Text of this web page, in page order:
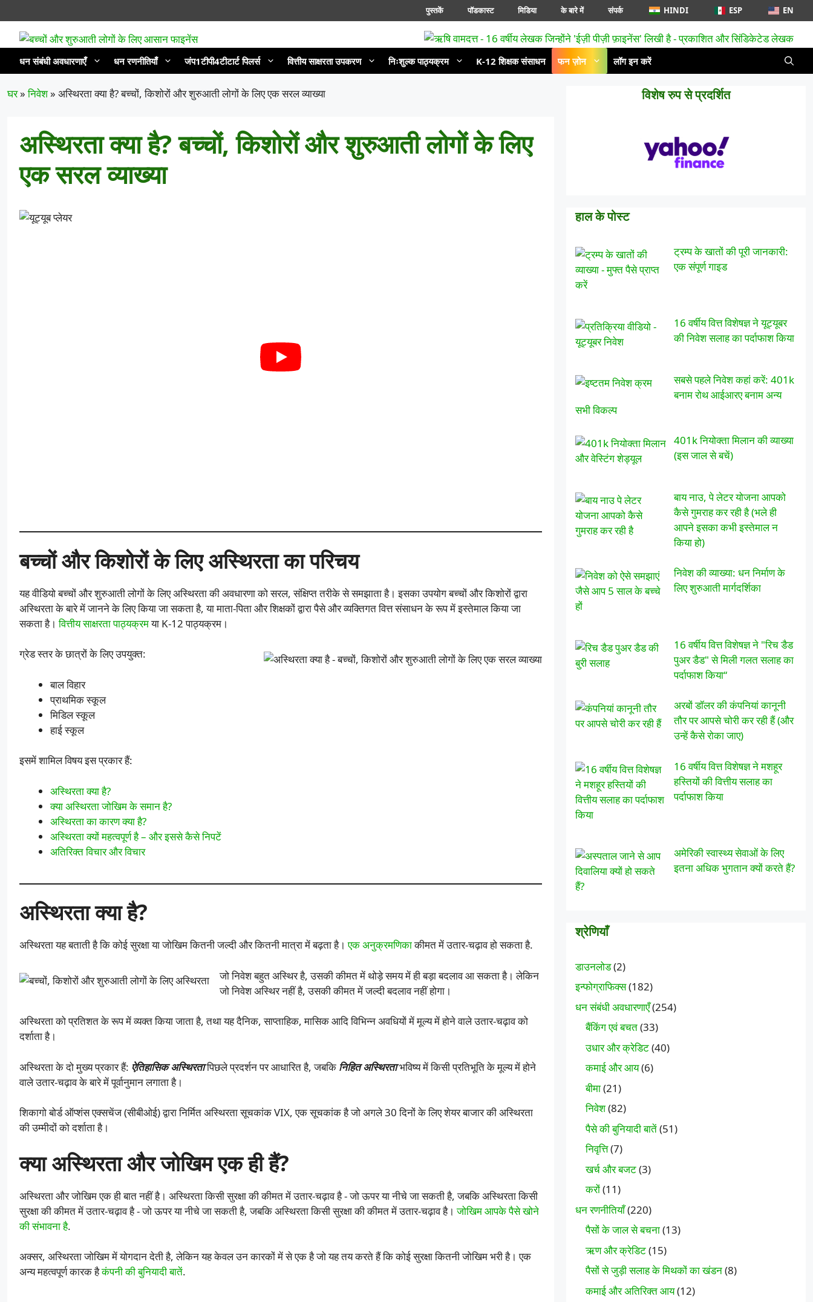
पर
पुस्तकें पॉडकास्ट मिडिया के बारे में संपर्क HINDI ESP EN
धन संबंधी अवधारणाएँ धन रणनीतियाँ जंप1टीपी4टीटार्ट पिलर्स वित्तीय साक्षरता उपकरण निःशुल्क पाठ्यक्रम K-12 शिक्षक संसाधन फन ज़ोन लॉग इन करें
घर»निवेश» अस्थिरता क्या है? बच्चों, किशोरों और शुरुआती लोगों के लिए एक सरल व्याख्या
अस्थिरता क्या है? बच्चों, किशोरों और शुरुआती लोगों के लिए
एक सरल व्याख्या
बच्चों और किशोरों के लिए अस्थिरता का परिचय
यह वीडियो बच्चों और शुरुआती लोगों के लिए अस्थिरता की अवधारणा को सरल, संक्षिप्त तरीके से समझाता है। इसका उपयोग बच्चों और किशोरों द्वारा
अस्थिरता के बारे में जानने के लिए किया जा सकता है, या माता-पिता और शिक्षकों द्वारा पैसे और व्यक्तिगत वित्त संसाधन के रूप में इस्तेमाल किया जा
सकता है।वित्तीय साक्षरता पाठ्यक्रमया K-12 पाठ्यक्रम।
ग्रेड स्तर के छात्रों के लिए उपयुक्त:
बाल विहार
प्राथमिक स्कूल
मिडिल स्कूल
हाई स्कूल
इसमें शामिल विषय इस प्रकार हैं:
अस्थिरता क्या है?
क्या अस्थिरता जोखिम के समान है?
अस्थिरता का कारण क्या है?
अस्थिरता क्यों महत्वपूर्ण है – और इससे कैसे निपटें
अतिरिक्त विचार और विचार
अस्थिरता क्या है?
अस्थिरता यह बताती है कि कोई सुरक्षा या जोखिम कितनी जल्दी और कितनी मात्रा में बढ़ता है।एक अनुक्रमणिकाकीमत में उतार-चढ़ाव हो सकता है.
जो निवेश बहुत अस्थिर है, उसकी कीमत में थोड़े समय में ही बड़ा बदलाव आ सकता है। लेकिन
जो निवेश अस्थिर नहीं है, उसकी कीमत में जल्दी बदलाव नहीं होगा।
अस्थिरता को प्रतिशत के रूप में व्यक्त किया जाता है, तथा यह दैनिक, साप्ताहिक, मासिक आदि विभिन्न अवधियों में मूल्य में होने वाले उतार-चढ़ाव को
दर्शाता है।
अस्थिरता के दो मुख्य प्रकार हैं: ऐतिहासिक अस्थिरतापिछले प्रदर्शन पर आधारित है, जबकि निहित अस्थिरताभविष्य में किसी प्रतिभूति के मूल्य में होने
वाले उतार-चढ़ाव के बारे में पूर्वानुमान लगाता है।
शिकागो बोर्ड ऑप्शंस एक्सचेंज (सीबीओई) द्वारा निर्मित अस्थिरता सूचकांक VIX, एक सूचकांक है जो अगले 30 दिनों के लिए शेयर बाजार की अस्थिरता
की उम्मीदों को दर्शाता है।
क्या अस्थिरता और जोखिम एक ही हैं?
अस्थिरता और जोखिम एक ही बात नहीं है। अस्थिरता किसी सुरक्षा की कीमत में उतार-चढ़ाव है - जो ऊपर या नीचे जा सकती है, जबकि अस्थिरता किसी
सुरक्षा की कीमत में उतार-चढ़ाव है - जो ऊपर या नीचे जा सकती है, जबकि अस्थिरता किसी सुरक्षा की कीमत में उतार-चढ़ाव है।जोखिम आपके पैसे खोने
की संभावना है.
अक्सर, अस्थिरता जोखिम में योगदान देती है, लेकिन यह केवल उन कारकों में से एक है जो यह तय करते हैं कि कोई सुरक्षा कितनी जोखिम भरी है। एक
अन्य महत्वपूर्ण कारक हैकंपनी की बुनियादी बातें.
विशेष रुप से प्रदर्शित
हाल के पोस्ट
ट्रम्प के खातों की पूरी जानकारी:
एक संपूर्ण गाइड
16 वर्षीय वित्त विशेषज्ञ ने यूट्यूबर
की निवेश सलाह का पर्दाफाश किया
सबसे पहले निवेश कहां करें: 401k
बनाम रोथ आईआरए बनाम अन्य
सभी विकल्प
401k नियोक्ता मिलान की व्याख्या
(इस जाल से बचें)
बाय नाउ, पे लेटर योजना आपको
कैसे गुमराह कर रही है (भले ही
आपने इसका कभी इस्तेमाल न
किया हो)
निवेश की व्याख्या: धन निर्माण के
लिए शुरुआती मार्गदर्शिका
16 वर्षीय वित्त विशेषज्ञ ने "रिच डैड
पुअर डैड" से मिली गलत सलाह का
पर्दाफाश किया“
अरबों डॉलर की कंपनियां कानूनी
तौर पर आपसे चोरी कर रही हैं (और
उन्हें कैसे रोका जाए)
16 वर्षीय वित्त विशेषज्ञ ने मशहूर
हस्तियों की वित्तीय सलाह का
पर्दाफाश किया
अमेरिकी स्वास्थ्य सेवाओं के लिए
इतना अधिक भुगतान क्यों करते हैं?
श्रेणियाँ
डाउनलोड(2)
इन्फोग्राफिक्स(182)
धन संबंधी अवधारणाएँ(254)
बैंकिंग एवं बचत(33)
उधार और क्रेडिट(40)
कमाई और आय(6)
बीमा(21)
निवेश(82)
पैसे की बुनियादी बातें(51)
निवृत्ति(7)
खर्च और बजट(3)
करों(11)
धन रणनीतियाँ(220)
पैसों के जाल से बचना(13)
ऋण और क्रेडिट(15)
पैसों से जुड़ी सलाह के मिथकों का खंडन(8)
कमाई और अतिरिक्त आय(12)